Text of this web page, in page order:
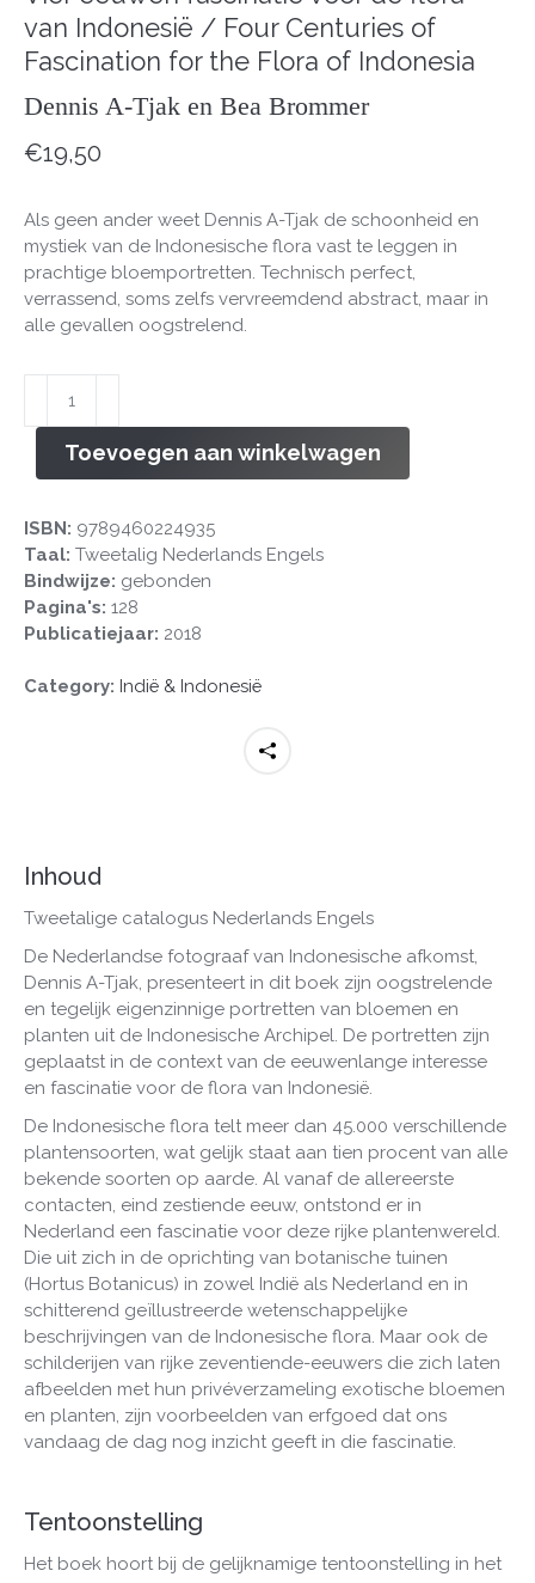
van Indonesië / Four Centuries of
Fascination for the Flora of Indonesia
Dennis A-Tjak en Bea Brommer
€19,50
Als geen ander weet Dennis A-Tjak de schoonheid en
mystiek van de Indonesische flora vast te leggen in
prachtige bloemportretten. Technisch perfect,
verrassend, soms zelfs vervreemdend abstract, maar in
alle gevallen oogstrelend.
pracht
Indonesian
aantal
Toevoegen aan winkelwagen
ISBN: 9789460224935
Taal: Tweetalig Nederlands Engels
Bindwijze: gebonden
Pagina's: 128
Publicatiejaar: 2018
Category: Indië & Indonesië
Inhoud
Tweetalige catalogus Nederlands Engels
De Nederlandse fotograaf van Indonesische afkomst,
Dennis A-Tjak, presenteert in dit boek zijn oogstrelende
en tegelijk eigenzinnige portretten van bloemen en
planten uit de Indonesische Archipel. De portretten zijn
geplaatst in de context van de eeuwenlange interesse
en fascinatie voor de flora van Indonesië.
De Indonesische flora telt meer dan 45.000 verschillende
plantensoorten, wat gelijk staat aan tien procent van alle
bekende soorten op aarde. Al vanaf de allereerste
contacten, eind zestiende eeuw, ontstond er in
Nederland een fascinatie voor deze rijke plantenwereld.
Die uit zich in de oprichting van botanische tuinen
(Hortus Botanicus) in zowel Indië als Nederland en in
schitterend geïllustreerde wetenschappelijke
beschrijvingen van de Indonesische flora. Maar ook de
schilderijen van rijke zeventiende-eeuwers die zich laten
afbeelden met hun privéverzameling exotische bloemen
en planten, zijn voorbeelden van erfgoed dat ons
vandaag de dag nog inzicht geeft in die fascinatie.
Tentoonstelling
Het boek hoort bij de gelijknamige tentoonstelling in het